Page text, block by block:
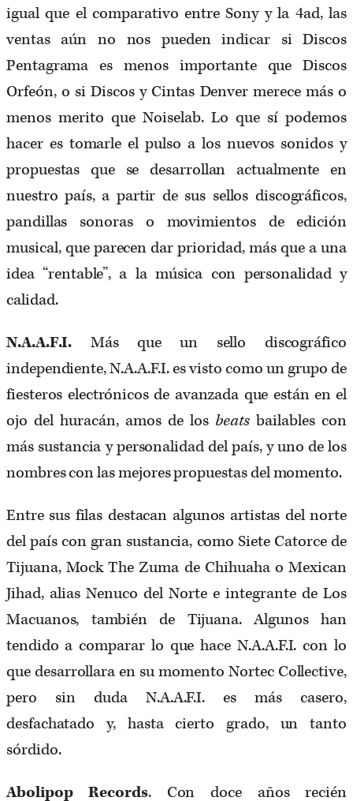
igual que el comparativo entre Sony y la 4ad, las
ventas aún no nos pueden indicar si Discos
Pentagrama es menos importante que Discos
Orfeón, o si Discos y Cintas Denver merece más o
menos merito que Noiselab. Lo que sí podemos
hacer es tomarle el pulso a los nuevos sonidos y
propuestas que se desarrollan actualmente en
nuestro país, a partir de sus sellos discográficos,
pandillas sonoras o movimientos de edición
musical, que parecen dar prioridad, más que a una
idea “rentable”, a la música con personalidad y
calidad.
N.A.A.F.I. Más que un sello discográfico
independiente, N.A.A.F.I. es visto como un grupo de
fiesteros electrónicos de avanzada que están en el
ojo del huracán, amos de los beatsbailables con
más sustancia y personalidad del país, y uno de los
nombres con las mejores propuestas del momento.
Entre sus filas destacan algunos artistas del norte
del país con gran sustancia, como Siete Catorce de
Tijuana, Mock The Zuma de Chihuaha o Mexican
Jihad, alias Nenuco del Norte e integrante de Los
Macuanos, también de Tijuana. Algunos han
tendido a comparar lo que hace N.A.A.F.I. con lo
que desarrollara en su momento Nortec Collective,
pero sin duda N.A.A.F.I. es más casero,
desfachatado y, hasta cierto grado, un tanto
sórdido.
Abolipop Records. Con doce años recién